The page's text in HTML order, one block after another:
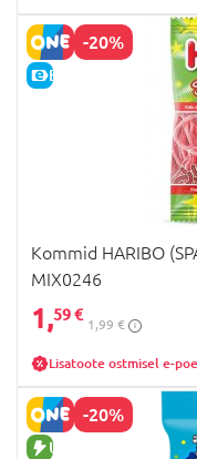
-20%
E-HIND
Kommid HARIBO
MIX0246
1,59 €
1,99 €
Lisatoote ostmisel e-
-20%
UUS TOODE